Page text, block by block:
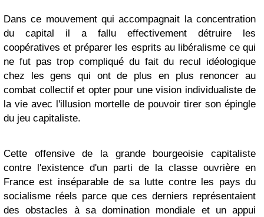
Dans ce mouvement qui accompagnait la concentration
du capital il a fallu effectivement détruire les
coopératives et préparer les esprits au libéralisme ce qui
ne fut pas trop compliqué du fait du recul idéologique
chez les gens qui ont de plus en plus renoncer au
combat collectif et opter pour une vision individualiste de
la vie avec l'illusion mortelle de pouvoir tirer son épingle
du jeu capitaliste.
Cette offensive de la grande bourgeoisie capitaliste
contre l'existence d'un parti de la classe ouvrière en
France est inséparable de sa lutte contre les pays du
socialisme réels parce que ces derniers représentaient
des obstacles à sa domination mondiale et un appui